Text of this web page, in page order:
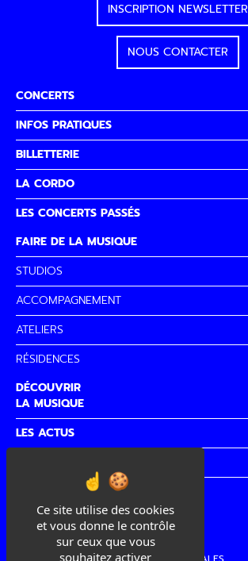
Ce site utilise des cookies
et vous donne le contrôle
sur ceux que vous
souhaitez activer
CONCERTS
INFOS PRATIQUES
BILLETTERIE
LA CORDO
LES CONCERTS PASSÉS
FAIRE DE LA MUSIQUE
STUDIOS
ACCOMPAGNEMENT
ATELIERS
RÉSIDENCES
DÉCOUVRIR
LA MUSIQUE
LES ACTUS
LA MUSIQUE
INSCRIPTION NEWSLETTER
NOUS CONTACTER